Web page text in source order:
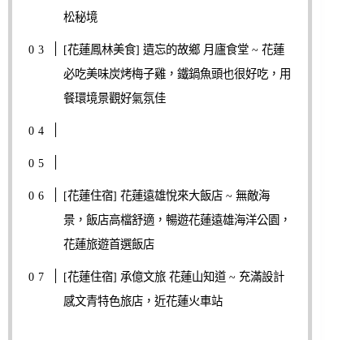
松秘境
[花蓮鳳林美食] 遺忘的故鄉 月廬食堂 ~ 花蓮
必吃美味炭烤梅子雞，鐵鍋魚頭也很好吃，用
餐環境景觀好氣氛佳
[花蓮住宿] 花蓮遠雄悅來大飯店 ~ 無敵海
景，飯店高檔舒適，暢遊花蓮遠雄海洋公園，
花蓮旅遊首選飯店
[花蓮住宿] 承億文旅 花蓮山知道 ~ 充滿設計
感文青特色旅店，近花蓮火車站